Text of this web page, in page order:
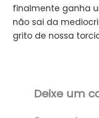
finalmente ganha
não sai da
grito de nossa
Deixe um